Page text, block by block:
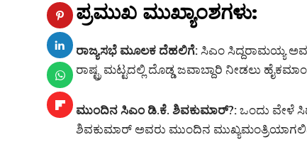
ಪ್ರಮುಖ ಮುಖ್ಯಾಂಶಗಳು:
ರಾಜ್ಯಸಭೆ ಮೂಲಕ ದೆಹಲಿಗೆ:ಸಿಎಂ ಸಿದ್ದರಾಮಯ್ಯ
ರಾಷ್ಟ್ರ ಮಟ್ಟದಲ್ಲಿ ದೊಡ್ಡ ಜವಾಬ್ದಾರಿ ನೀಡಲು
ಮುಂದಿನ ಸಿಎಂ ಡಿ.ಕೆ. ಶಿವಕುಮಾರ್?:ಒಂದು ವೇಳೆ
ಶಿವಕುಮಾರ್ ಅವರು ಮುಂದಿನ